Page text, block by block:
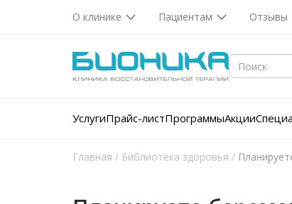
О клинике Пациентам Отзывы
УслугиПрайс-листПрограммыАкции
Главная / Библиотека здоровья /